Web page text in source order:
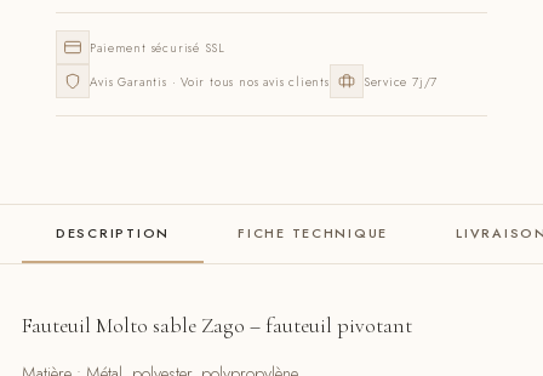
Paiement sécurisé SSL
Avis Garantis · Voir tous nos avis clients
Service 7j/7
DESCRIPTION FICHE TECHNIQUE
Fauteuil Molto sable Zago – fauteuil pivotant